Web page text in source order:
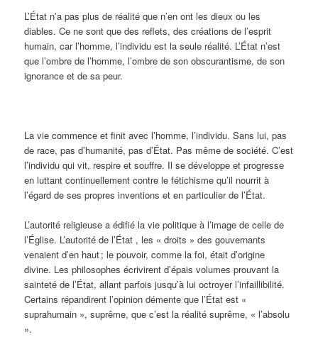
L’État n’a pas plus de réalité que n’en ont les dieux ou les
diables. Ce ne sont que des reflets, des créations de l’esprit
humain, car l’homme, l’individu est la seule réalité. L’État n’est
que l’ombre de l’homme, l’ombre de son obscurantisme, de son
ignorance et de sa peur.
La vie commence et finit avec l’homme, l’individu. Sans lui, pas
de race, pas d’humanité, pas d’État. Pas même de société. C’est
l’individu qui vit, respire et souffre. Il se développe et progresse
en luttant continuellement contre le fétichisme qu’il nourrit à
l’égard de ses propres inventions et en particulier de l’État.
L’autorité religieuse a édifié la vie politique à l’image de celle de
l’Église. L’autorité de l’État , les « droits » des gouvernants
venaient d’en haut ; le pouvoir, comme la foi, était d’origine
divine. Les philosophes écrivirent d’épais volumes prouvant la
sainteté de l’État, allant parfois jusqu’à lui octroyer l’infaillibilité.
Certains répandirent l’opinion démente que l’État est «
suprahumain », suprême, que c’est la réalité suprême, « l’absolu
».